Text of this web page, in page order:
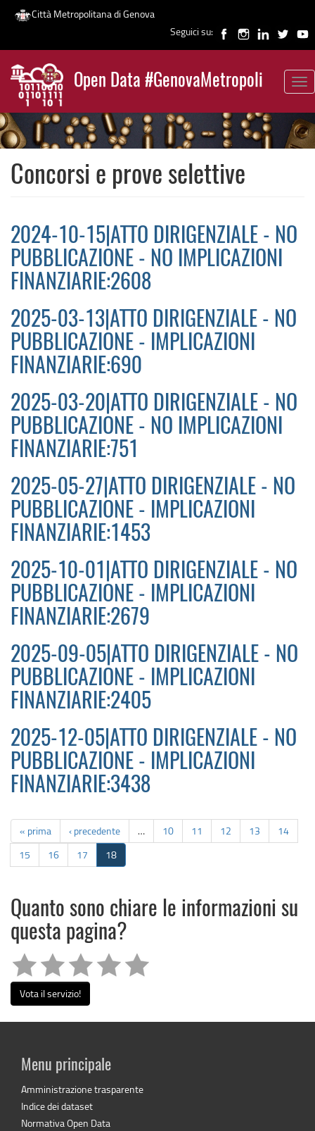
Salta
contenuto
principale
Città Metropolitana di Genova
Seguici su:
Open Data #GenovaMetropoli
News
Concorsi e prove selettive
2024-10-15|ATTO DIRIGENZIALE - NO
PUBBLICAZIONE - NO IMPLICAZIONI
FINANZIARIE:2608
2025-03-13|ATTO DIRIGENZIALE - NO
PUBBLICAZIONE - IMPLICAZIONI
FINANZIARIE:690
2025-03-20|ATTO DIRIGENZIALE - NO
PUBBLICAZIONE - NO IMPLICAZIONI
FINANZIARIE:751
2025-05-27|ATTO DIRIGENZIALE - NO
PUBBLICAZIONE - IMPLICAZIONI
FINANZIARIE:1453
2025-10-01|ATTO DIRIGENZIALE - NO
PUBBLICAZIONE - IMPLICAZIONI
FINANZIARIE:2679
2025-09-05|ATTO DIRIGENZIALE - NO
PUBBLICAZIONE - IMPLICAZIONI
FINANZIARIE:2405
2025-12-05|ATTO DIRIGENZIALE - NO
PUBBLICAZIONE - IMPLICAZIONI
FINANZIARIE:3438
« prima ‹ precedente … 10 11 12 13
14
15
16 17 18
Quanto sono chiare le informazioni su
questa pagina?
Vota il servizio!
Menu principale
Amministrazione trasparente
Indice dei dataset
Normativa Open Data